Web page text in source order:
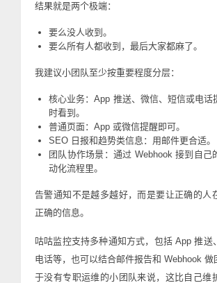
结果就是两个极端：
要么没人收到。
要么所有人都收到，最后大家都麻了。
我建议小团队至少按重要程度分层：
核心业务：App 推送、微信、短信或电话
时看到。
普通页面：App 或微信提醒即可。
SEO 日报和趋势类信息：用邮件更合适。
团队协作场景：通过 Webhook 接到自己
动化流程里。
告警通知不是越多越好，而是要让正确的人
正确的信息。
咕咕监控支持多种通知方式，包括 App 推送
电话等，也可以结合邮件报告和 Webhook 做
于没有专职运维的小团队来说，这比自己维